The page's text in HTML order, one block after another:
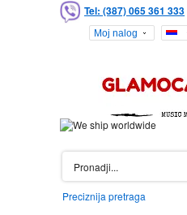
Tel: (387) 065 361 333
Moj nalog
Preciznija pretraga